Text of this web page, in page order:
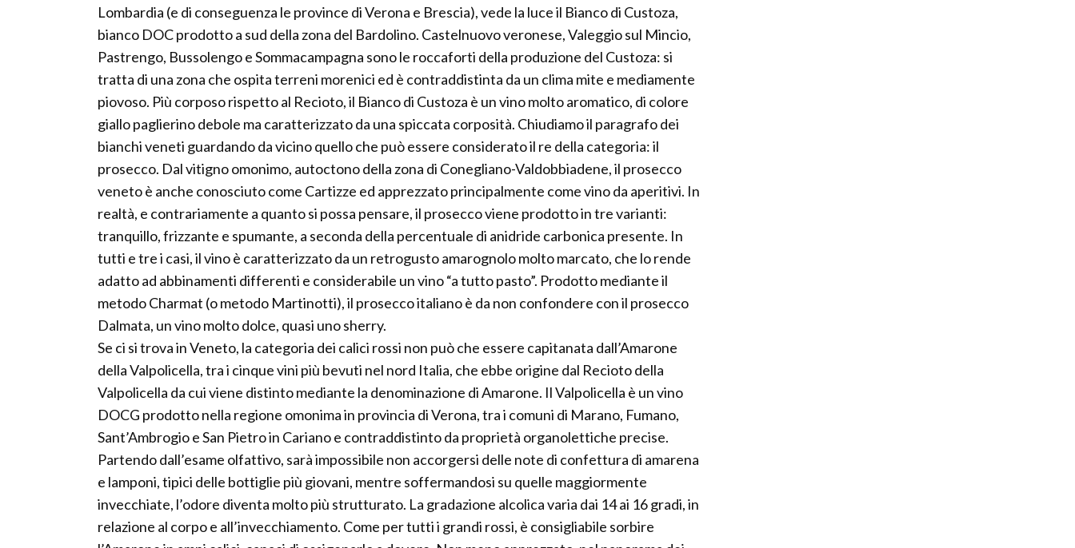
Lombardia (e di conseguenza le province di Verona e Brescia), vede la luce il Bianco di Custoza,
bianco DOC prodotto a sud della zona del Bardolino. Castelnuovo veronese, Valeggio sul Mincio,
Pastrengo, Bussolengo e Sommacampagna sono le roccaforti della produzione del Custoza: si
tratta di una zona che ospita terreni morenici ed è contraddistinta da un clima mite e mediamente
piovoso. Più corposo rispetto al Recioto, il Bianco di Custoza è un vino molto aromatico, di colore
giallo paglierino debole ma caratterizzato da una spiccata corposità. Chiudiamo il paragrafo dei
bianchi veneti guardando da vicino quello che può essere considerato il re della categoria: il
prosecco. Dal vitigno omonimo, autoctono della zona di Conegliano-Valdobbiadene, il prosecco
veneto è anche conosciuto come Cartizze ed apprezzato principalmente come vino da aperitivi. In
realtà, e contrariamente a quanto si possa pensare, il prosecco viene prodotto in tre varianti:
tranquillo, frizzante e spumante, a seconda della percentuale di anidride carbonica presente. In
tutti e tre i casi, il vino è caratterizzato da un retrogusto amarognolo molto marcato, che lo rende
adatto ad abbinamenti differenti e considerabile un vino “a tutto pasto”. Prodotto mediante il
metodo Charmat (o metodo Martinotti), il prosecco italiano è da non confondere con il prosecco
Dalmata, un vino molto dolce, quasi uno sherry.
Se ci si trova in Veneto, la categoria dei calici rossi non può che essere capitanata dall’Amarone
della Valpolicella, tra i cinque vini più bevuti nel nord Italia, che ebbe origine dal Recioto della
Valpolicella da cui viene distinto mediante la denominazione di Amarone. Il Valpolicella è un vino
DOCG prodotto nella regione omonima in provincia di Verona, tra i comuni di Marano, Fumano,
Sant’Ambrogio e San Pietro in Cariano e contraddistinto da proprietà organolettiche precise.
Partendo dall’esame olfattivo, sarà impossibile non accorgersi delle note di confettura di amarena
e lamponi, tipici delle bottiglie più giovani, mentre soffermandosi su quelle maggiormente
invecchiate, l’odore diventa molto più strutturato. La gradazione alcolica varia dai 14 ai 16 gradi, in
relazione al corpo e all’invecchiamento. Come per tutti i grandi rossi, è consigliabile sorbire